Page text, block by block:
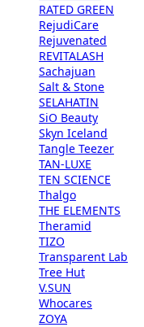
RATED GREEN
RejudiCare
Rejuvenated
REVITALASH
Sachajuan
Salt & Stone
SELAHATIN
SiO Beauty
Skyn Iceland
Tangle Teezer
TAN-LUXE
TEN SCIENCE
Thalgo
THE ELEMENTS
Theramid
TIZO
Transparent Lab
Tree Hut
V.SUN
Whocares
ZOYA